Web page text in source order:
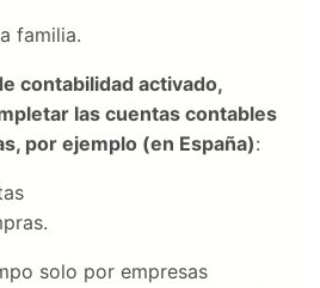
familia.
contabilidad activado,
las cuentas contables
por ejemplo (en España):
solo por empresas